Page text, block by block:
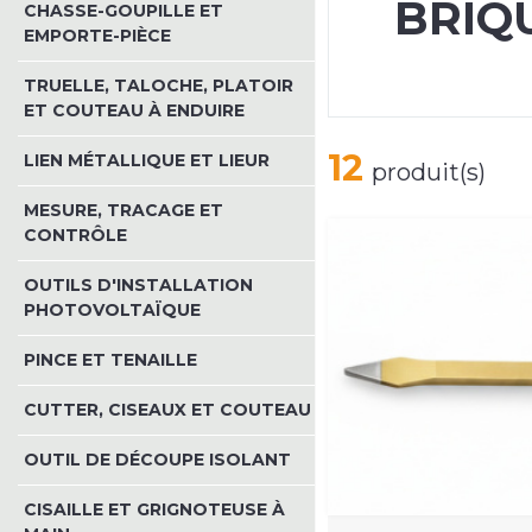
CHASSE-GOUPILLE ET
EMPORTE-PIÈCE
TRUELLE, TALOCHE, PLATOIR
ET COUTEAU À ENDUIRE
LIEN MÉTALLIQUE ET LIEUR
MESURE, TRACAGE ET
CONTRÔLE
OUTILS D'INSTALLATION
PHOTOVOLTAÏQUE
PINCE ET TENAILLE
CUTTER, CISEAUX ET COUTEAU
OUTIL DE DÉCOUPE ISOLANT
CISAILLE ET GRIGNOTEUSE À
12 produit(s)